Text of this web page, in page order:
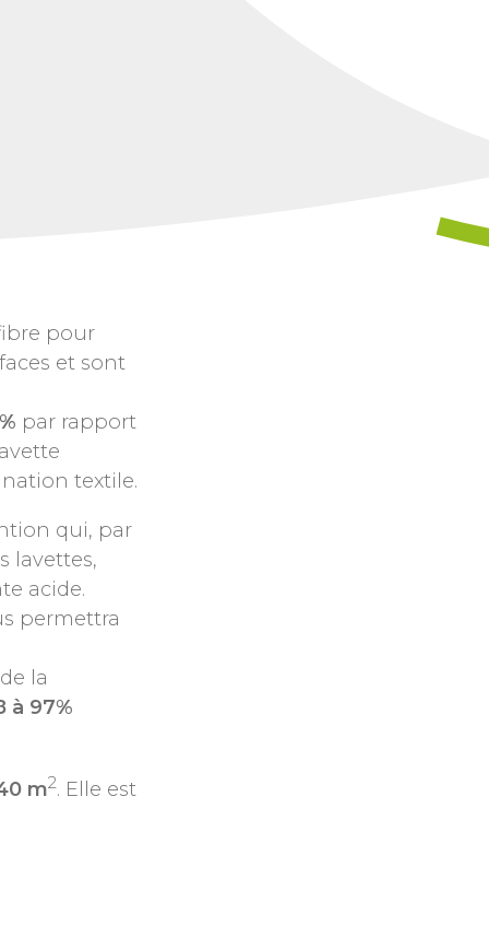
pour
et sont
par rapport
textile.
qui, par
lavettes,
acide.
permettra
la
à 97%
m2. Elle est